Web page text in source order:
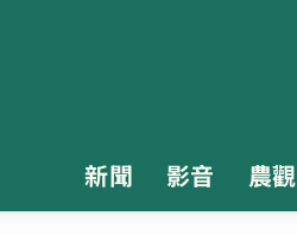
新聞 影音 農